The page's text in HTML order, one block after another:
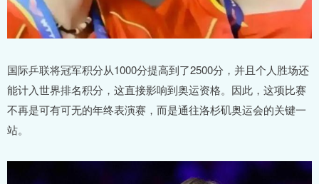
国际乒联将冠军积分从1000分提高到了2500分，并且个人胜场还
能计入世界排名积分，这直接影响到奥运资格。因此，这项比赛
不再是可有可无的年终表演赛，而是通往洛杉矶奥运会的关键一
站。